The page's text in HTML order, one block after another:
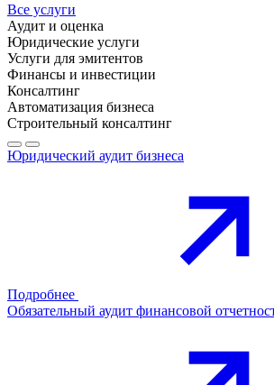
Все услуги
Аудит и оценка
Юридические услуги
Услуги для эмитентов
Финансы и инвестиции
Консалтинг
Автоматизация бизнеса
Строительный консалтинг
Юридический аудит бизнеса
Подробнее
Обязательный аудит финансовой